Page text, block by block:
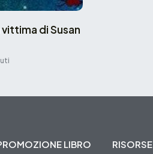
di Susan
LIBRO RISORSE